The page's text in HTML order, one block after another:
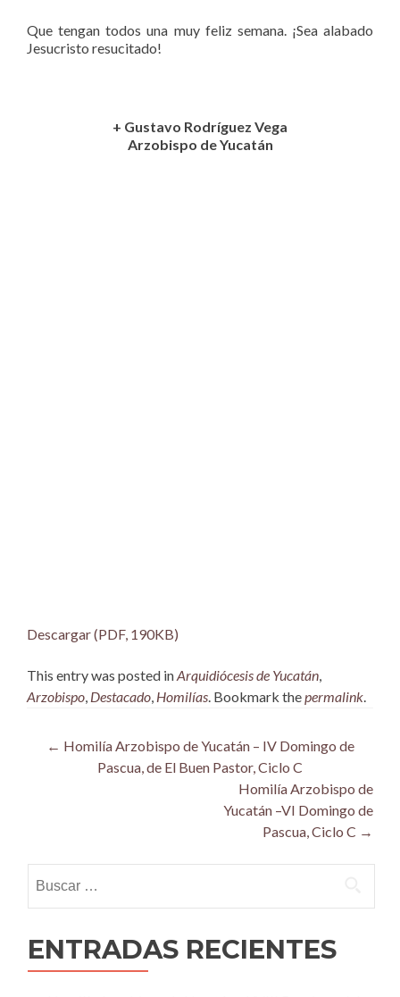
Que tengan todos una muy feliz semana. ¡Sea alabado
Jesucristo resucitado!
+ Gustavo Rodríguez Vega
Arzobispo de Yucatán
Descargar (PDF, 190KB)
This entry was posted inArquidiócesis de Yucatán
Arzobispo Destacado Homilías . Bookmark the permalink
Post
navigation
← Homilía Arzobispo de Yucatán – IV Domingo de
Pascua, de El Buen Pastor, Ciclo C
Homilía Arzobispo de
Yucatán –VI Domingo de
Pascua, Ciclo C →
ENTRADAS RECIENTES